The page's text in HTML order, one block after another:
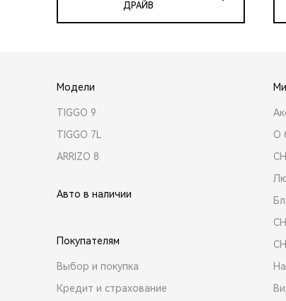
ДРАЙВ
Модели
TIGGO 9
TIGGO 7L
ARRIZO 8
Авто в наличии
Покупателям
Выбор и покупка
Кредит и страхование
О